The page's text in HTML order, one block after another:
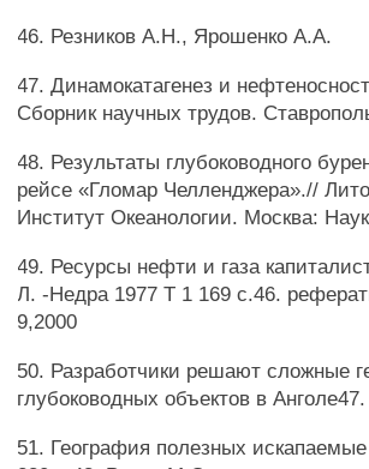
46. Резников А.Н., Ярошенко A.A.
47. Динамокатагенез и
Сборник научных трудов.
48. Результаты глубоководного
рейсе «Гломар Челленджера».//
Институт Океанологии. Москва:
49. Ресурсы нефти и газа
Л. -Недра 1977 Т 1 169 с.46.
9,2000
50. Разработчики решают сложные
глубоководных объектов в
51. География полезных